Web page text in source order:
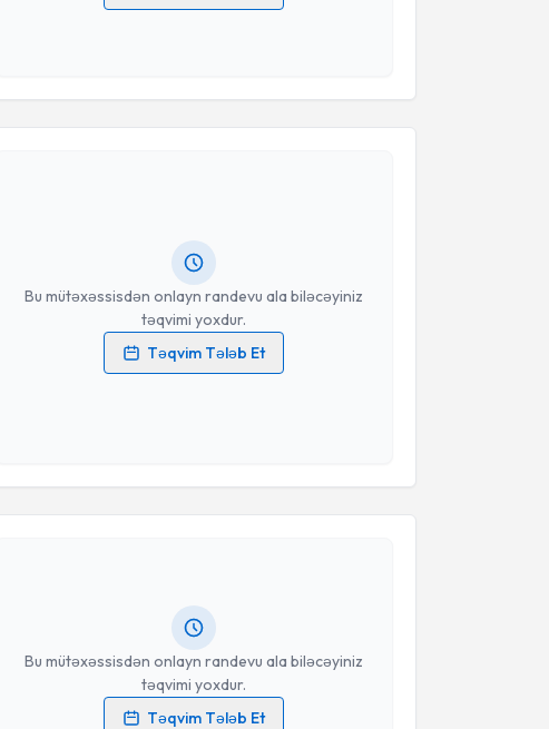
Şəxsi məlumatlarımın emal edilməsinə dair
Təqvim Tələbini Göndər
Bu mütəxəssisdən onlayn randevu ala biləcəyiniz
təqvimi yoxdur.
Təqvim Tələb Et
Təqvimi Tələbi
Şəxsi məlumatlarımın emal edilməsinə dair
Təqvim Tələbini Göndər
Bu mütəxəssisdən onlayn randevu ala biləcəyiniz
təqvimi yoxdur.
Təqvim Tələb Et
Təqvimi Tələbi
Gülden Ballı